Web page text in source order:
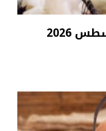
أسعار الدواجن اليوم الخميس 6 أغسطس 2026